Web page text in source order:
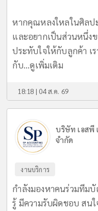
หากคุณหลงใหลในศิล
และอยากเป็นส่วนหนึ่ง
ประทับใจให้กับลูกค้า เ
กับ...ดูเพิ่มเติม
18:18 | 04 ส.ค. 69
บริษัท เอสพี
จำกัด
งานบริการ
กำลังมองหาคนร่วมทีม
รู้ มีความรับผิดชอบ สนใ